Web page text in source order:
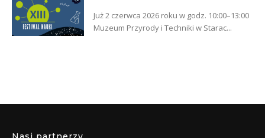
Już 2 czerwca 2026 roku w godz. 10:00–13:00
Muzeum Przyrody i Techniki w Starac...